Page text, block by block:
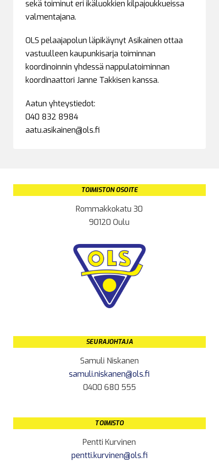
sekä toiminut eri ikäluokkien kilpajoukkueissa
valmentajana.
OLS pelaajapolun läpikäynyt Asikainen ottaa
vastuulleen kaupunkisarja toiminnan
koordinoinnin yhdessä nappulatoiminnan
koordinaattori Janne Takkisen kanssa.
Aatun yhteystiedot:
040 832 8984
aatu.asikainen@ols.fi
TOIMISTON OSOITE
Rommakkokatu 30
90120 Oulu
SEURAJOHTAJA
Samuli Niskanen
samuli.niskanen@ols.fi
0400 680 555
TOIMISTO
Pentti Kurvinen
pentti.kurvinen@ols.fi